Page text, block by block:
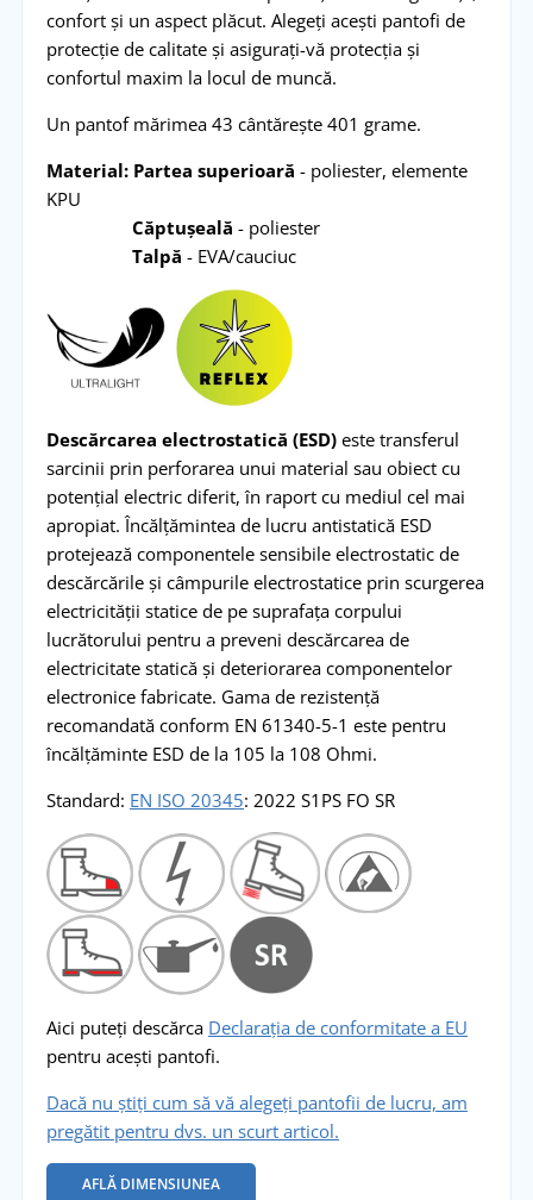
confort și un aspect plăcut. Alegeți acești pantofi de
protecție de calitate și asigurați-vă protecția și
confortul maxim la locul de muncă.
Un pantof mărimea 43 cântărește 401 grame.
Material: Partea superioară - poliester, elemente
KPU
Căptușeală - poliester
Talpă - EVA/cauciuc
Descărcarea electrostatică (ESD)este transferul
sarcinii prin perforarea unui material sau obiect cu
potențial electric diferit, în raport cu mediul cel mai
apropiat. Încălțămintea de lucru antistatică ESD
protejează componentele sensibile electrostatic de
descărcările și câmpurile electrostatice prin scurgerea
electricității statice de pe suprafața corpului
lucrătorului pentru a preveni descărcarea de
electricitate statică și deteriorarea componentelor
electronice fabricate. Gama de rezistență
recomandată conform EN 61340-5-1 este pentru
încălțăminte ESD de la 105 la 108 Ohmi.
Standard: EN ISO 20345: 2022 S1PS FO SR
Aici puteți descărca Declarația de conformitate a EU
pentru acești pantofi.
Dacă nu știți cum să vă alegeți pantofii de lucru, am
pregătit pentru dvs. un scurt articol.
AFLĂ DIMENSIUNEA